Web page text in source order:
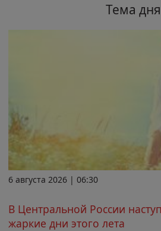
Тема дня
6 августа 2026 | 06:30
В Центральной России
жаркие дни этого лета